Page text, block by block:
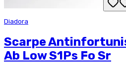
Diadora
Scarpe
Ab Low S1Ps Fo Sr